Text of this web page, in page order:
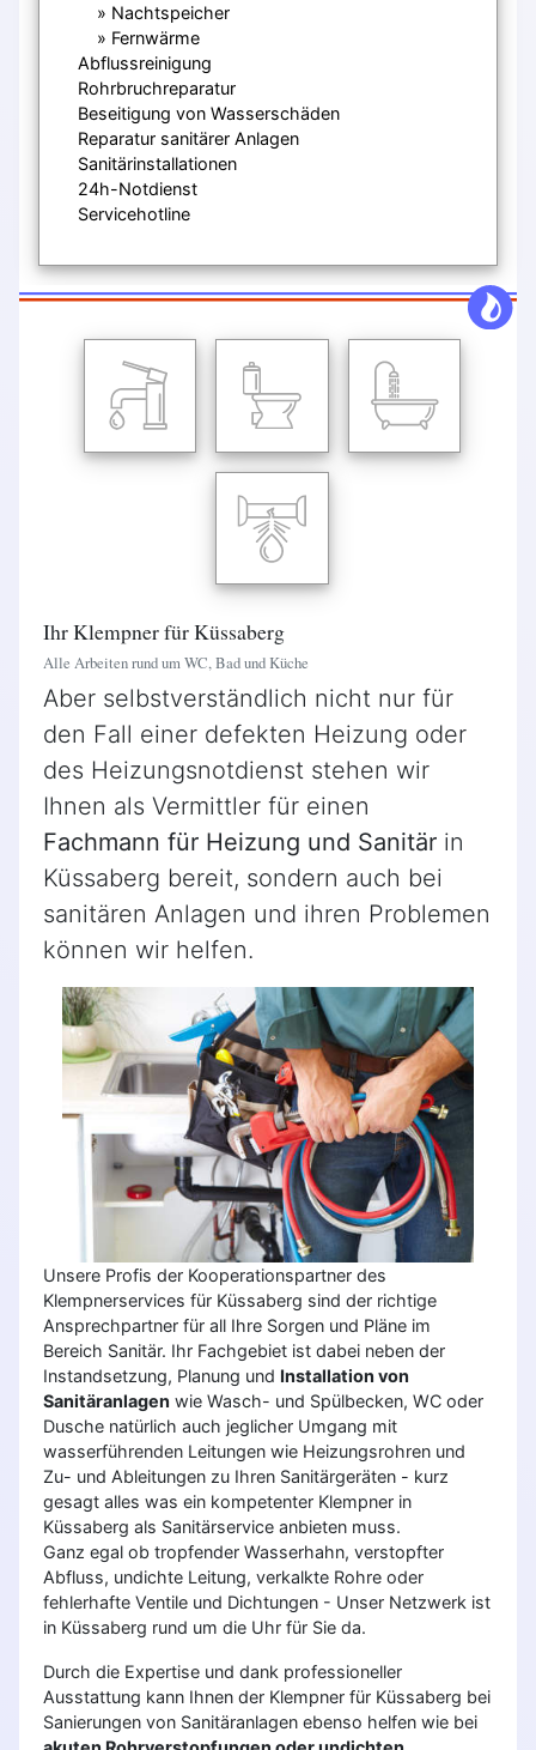
Nachtspeicher
Fernwärme
Abflussreinigung
Rohrbruchreparatur
Beseitigung von Wasserschäden
Reparatur sanitärer Anlagen
Sanitärinstallationen
24h-Notdienst
Servicehotline
Ihr Klempner für Küssaberg
Alle Arbeiten rund um WC, Bad und Küche
Aber selbstverständlich nicht nur für
den Fall einer defekten Heizung oder
des Heizungsnotdienst stehen wir
Ihnen als Vermittler für einen
Fachmann für Heizung und Sanitär in
Küssaberg bereit, sondern auch bei
sanitären Anlagen und ihren Problemen
können wir helfen.
Unsere Profis der Kooperationspartner des
Klempnerservices für Küssaberg sind der richtige
Ansprechpartner für all Ihre Sorgen und Pläne im
Bereich Sanitär. Ihr Fachgebiet ist dabei neben der
Instandsetzung, Planung und Installation von
Sanitäranlagen wie Wasch- und Spülbecken, WC oder
Dusche natürlich auch jeglicher Umgang mit
wasserführenden Leitungen wie Heizungsrohren und
Zu- und Ableitungen zu Ihren Sanitärgeräten - kurz
gesagt alles was ein kompetenter Klempner in
Küssaberg als Sanitärservice anbieten muss.
Ganz egal ob tropfender Wasserhahn, verstopfter
Abfluss, undichte Leitung, verkalkte Rohre oder
fehlerhafte Ventile und Dichtungen - Unser Netzwerk ist
in Küssaberg rund um die Uhr für Sie da.
Durch die Expertise und dank professioneller
Ausstattung kann Ihnen der Klempner für Küssaberg bei
Sanierungen von Sanitäranlagen ebenso helfen wie bei